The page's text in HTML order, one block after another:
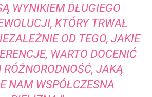
WYNIKIEM DŁUGIEGO
KTÓRY TRWAŁ
OD TEGO, JAKIE
WARTO DOCENIĆ
RÓŻNORODNOŚĆ, JAKĄ
NAM WSPÓŁCZESNA